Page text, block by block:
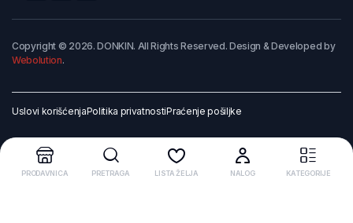
Copyright © 2026. DONKIN. All Rights Reserved. Design & Developed by
Webolution.
Uslovi korišćenjaPolitika privatnostiPraćenje pošiljke
PRODAVNICA PRETRAGA LISTA ŽELJA NALOG KATEGORIJE